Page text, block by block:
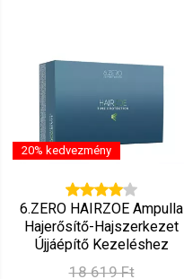
20% kedvezmény
6.ZERO HAIRZOE Ampulla
Hajerősítő-Hajszerkezet
Újjáépítő Kezeléshez
12x10ml
18 619 Ft